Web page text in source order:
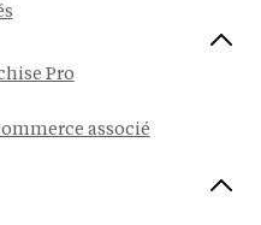
Pro
associé